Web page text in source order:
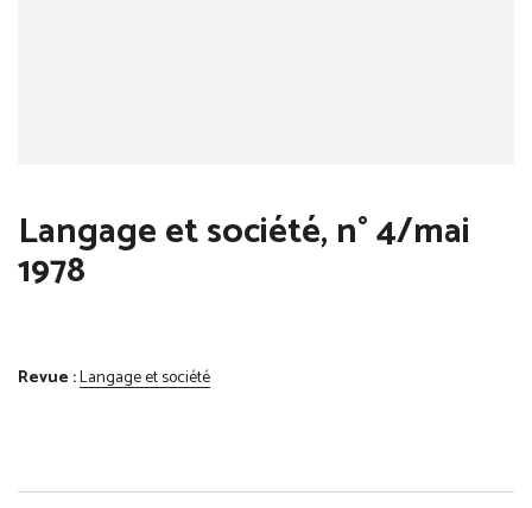
Langage et société, n° 4/mai
1978
Revue :Langage et société